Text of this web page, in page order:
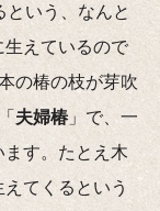
いう、なんと
えているので
の椿の枝が芽吹
夫婦椿」で、一
す。たとえ木
てくるという